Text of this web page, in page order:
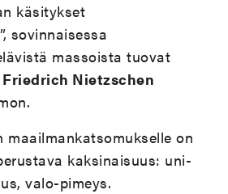
käsitykset
sovinnaisessa
massoista tuovat
Friedrich Nietzschen
maailmankatsomukselle on
kaksinaisuus: uni-
valo-pimeys.